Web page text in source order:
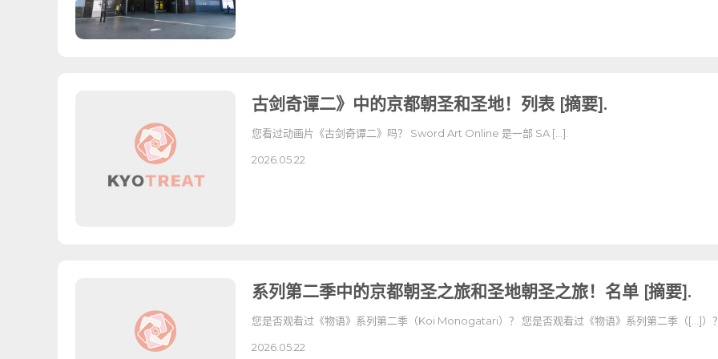
古剑奇谭二》中的京都朝圣和圣地！列表 [摘要].
您看过动画片《古剑奇谭二》吗？ Sword Art Online 是一部 SA [...].
2026.05.22
系列第二季中的京都朝圣之旅和圣地朝圣之旅！名单 [摘要].
您是否观看过《物语》系列第二季（Koi Monogatari）？ 您是否观看过《物语》系列第二季（[...]）
2026.05.22